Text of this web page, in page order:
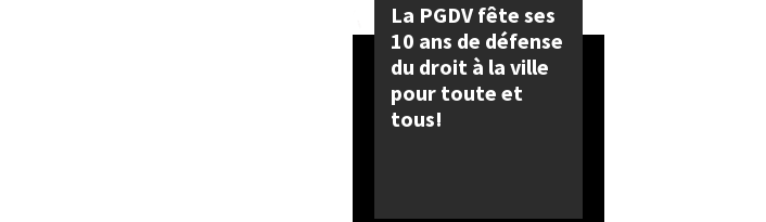
La PGDV fête ses
10 ans de défense
du droit à la ville
pour toute et
tous!